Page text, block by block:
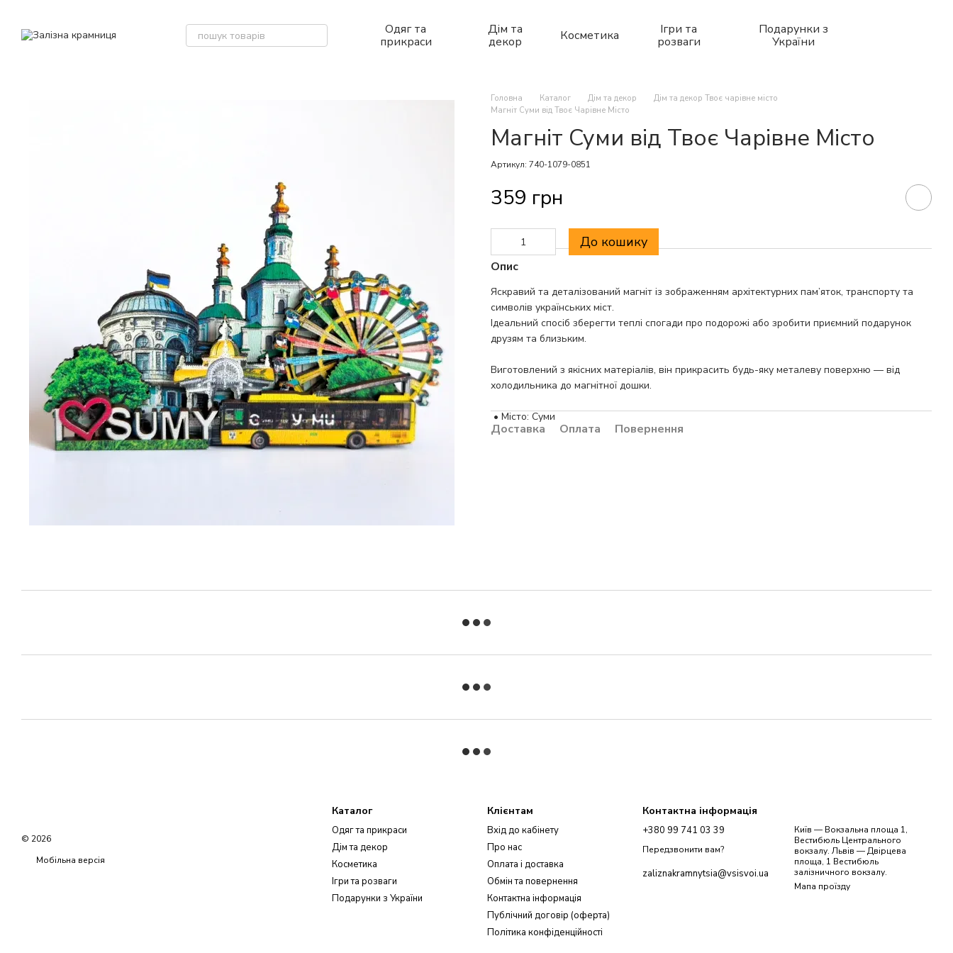
Одяг та
прикраси
Дім та
декор
Косметика
Ігри та
розваги
Подарунки з
України
Головна Каталог Дім та декор
Дім та декор Твоє чарівне місто
Магніт Суми від Твоє Чарівне Місто
Магніт Суми від Твоє Чарівне Місто
Артикул: 740-1079-0851
359 грн
До кошику
Опис
Яскравий та деталізований магніт із зображенням архітектурних пам’яток, транспорту та
символів українських міст.
Ідеальний спосіб зберегти теплі спогади про подорожі або зробити приємний подарунок
друзям та близьким.
Виготовлений з якісних матеріалів, він прикрасить будь-яку металеву поверхню — від
холодильника до магнітної дошки.
• Місто: Суми
Доставка Оплата Повернення
© 2026
Мобільна версія
Каталог
Одяг та прикраси
Дім та декор
Косметика
Ігри та розваги
Подарунки з України
Клієнтам
Вхід до кабінету
Про нас
Оплата і доставка
Обмін та повернення
Контактна інформація
Публічний договір (оферта)
Політика конфіденційності
Контактна інформація
+380 99 741 03 39
Передзвонити вам?
zaliznakramnytsia@vsisvoi.ua
Київ — Вокзальна площа 1,
Вестибюль Центрального
вокзалу. Львів — Двірцева
площа, 1 Вестибюль
залізничного вокзалу.
Мапа проїзду